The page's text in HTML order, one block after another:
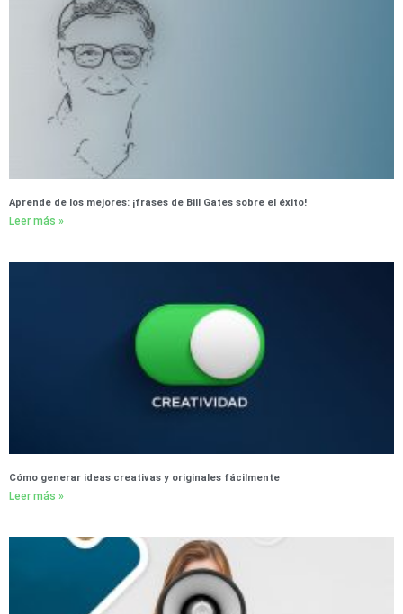
Aprende de los mejores: ¡frases de Bill Gates sobre el éxito!
Leer más »
Cómo generar ideas creativas y originales fácilmente
Leer más »